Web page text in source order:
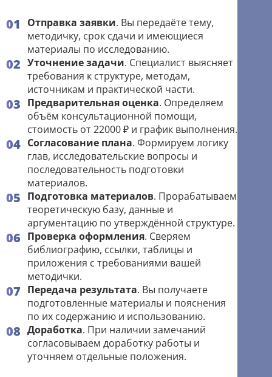
Отправка заявки. Вы передаёте тему,
методичку, срок сдачи и имеющиеся
материалы по исследованию.
Уточнение задачи. Специалист выясняет
требования к структуре, методам,
источникам и практической части.
Предварительная оценка. Определяем
объём консультационной помощи,
стоимость от 22000 ₽ и график выполнения.
Согласование плана. Формируем логику
глав, исследовательские вопросы и
последовательность подготовки
материалов.
Подготовка материалов. Прорабатываем
теоретическую базу, данные и
аргументацию по утверждённой структуре.
Проверка оформления. Сверяем
библиографию, ссылки, таблицы и
приложения с требованиями вашей
методички.
Передача результата. Вы получаете
подготовленные материалы и пояснения
по их содержанию и использованию.
Доработка. При наличии замечаний
согласовываем доработку работы и
уточняем отдельные положения.